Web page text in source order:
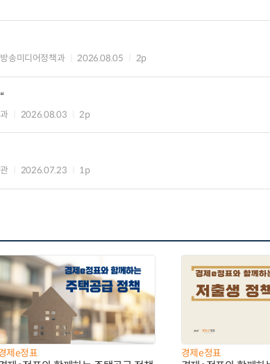
송미디어정책과 2026.08.05 2p
2026.08.03 2p
2026.07.23 1p
제e정표 경제e정표